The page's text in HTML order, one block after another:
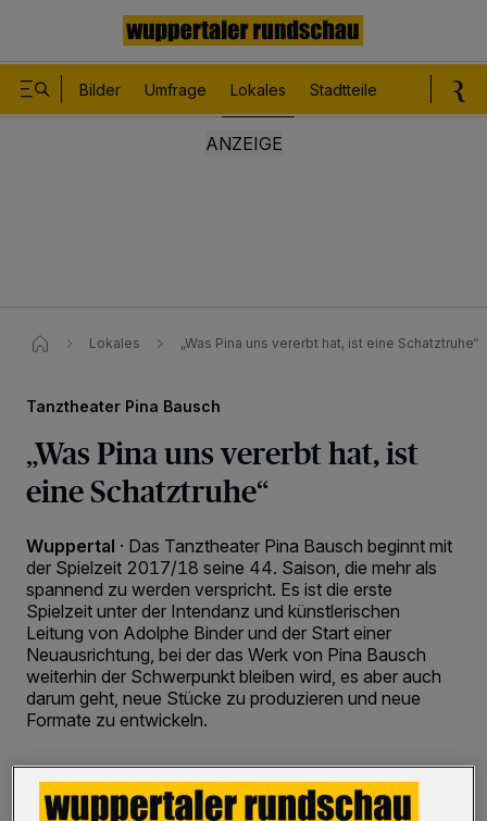
Bilder Umfrage Lokales Stadtteile
Lokales „Was Pina uns vererbt hat, ist eine Schatztruhe“
Tanztheater Pina Bausch
„Was Pina uns vererbt hat, ist
eine Schatztruhe“
Wuppertal · Das Tanztheater Pina Bausch beginnt mit
der Spielzeit 2017/18 seine 44. Saison, die mehr als
spannend zu werden verspricht. Es ist die erste
Spielzeit unter der Intendanz und künstlerischen
Leitung von Adolphe Binder und der Start einer
Neuausrichtung, bei der das Werk von Pina Bausch
weiterhin der Schwerpunkt bleiben wird, es aber auch
darum geht, neue Stücke zu produzieren und neue
Formate zu entwickeln.
22.06.2017 , 12:00 Uhr 3 Minuten Lesezeit